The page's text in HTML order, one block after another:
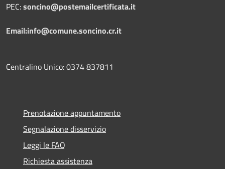
PEC:soncino@postemailcertificata.it
Email:info@comune.soncino.cr.it
Centralino Unico: 0374 837811
Prenotazione appuntamento
Segnalazione disservizio
Leggi le FAQ
Richiesta assistenza